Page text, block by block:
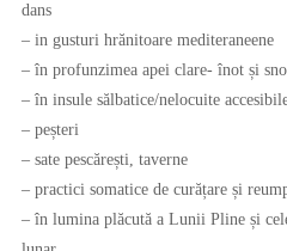
dans
– in gusturi hrănitoare mediteraneene
– în profunzimea apei clare- înot și
– în insule sălbatice/nelocuite
– peșteri
– sate pescărești, taverne
– practici somatice de curățare și
– în lumina plăcută a Lunii Pline și